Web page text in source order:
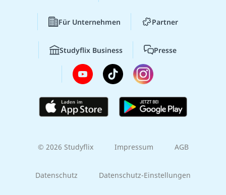
Für Unternehmen Partner
Studyflix Business Presse
© 2026 Studyflix Impressum AGB
Datenschutz Datenschutz-Einstellungen